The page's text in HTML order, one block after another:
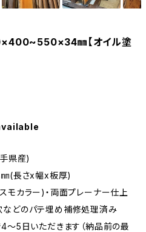
㎜【オイル塗
県産)
(長さx幅x板厚)
モカラー)・両面プレーナー仕上
などのパテ埋め補修処理済み
〜5日いただきます（納品前の最